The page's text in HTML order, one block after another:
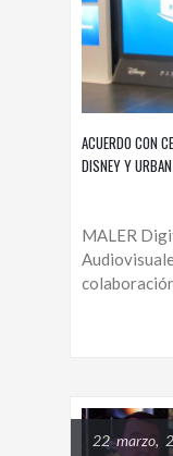
ACUERDO CON
DISNEY Y
MALER
22 marzo,